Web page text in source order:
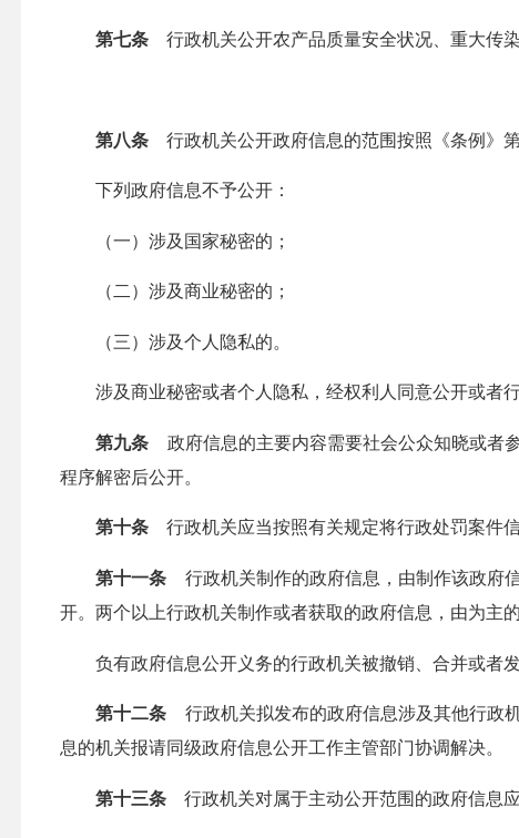
第七条 行政机关公开农产品质量安全状况、重大传
第八条 行政机关公开政府信息的范围按照《条例》
下列政府信息不予公开：
（一）涉及国家秘密的；
（二）涉及商业秘密的；
（三）涉及个人隐私的。
涉及商业秘密或者个人隐私，经权利人同意公开或者行
第九条 政府信息的主要内容需要社会公众知晓或者
程序解密后公开。
第十条 行政机关应当按照有关规定将行政处罚案件
第十一条 行政机关制作的政府信息，由制作该政府
开。两个以上行政机关制作或者获取的政府信息，由为主
负有政府信息公开义务的行政机关被撤销、合并或者发
第十二条 行政机关拟发布的政府信息涉及其他行政
息的机关报请同级政府信息公开工作主管部门协调解决。
第十三条 行政机关对属于主动公开范围的政府信息